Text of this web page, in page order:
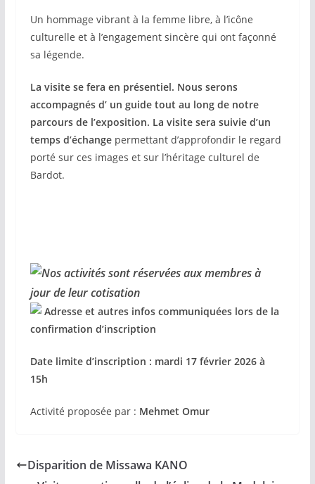
Un hommage vibrant à la femme libre, à l’icône
culturelle et à l’engagement sincère qui ont façonné
sa légende.
La visite se fera en présentiel. Nous serons
accompagnés d’ un guide tout au long de notre
parcours de l’exposition. La visite sera suivie d’un
temps d’échange permettant d’approfondir le regard
porté sur ces images et sur l’héritage culturel de
Bardot.
Nos activités sont réservées aux membres à
jour de leur cotisation
Adresse et autres infos communiquées lors de la
confirmation d’inscription
Date limite d’inscription : mardi 17 février 2026 à
15h
Activité proposée par : Mehmet Omur
Disparition de Missawa KANO